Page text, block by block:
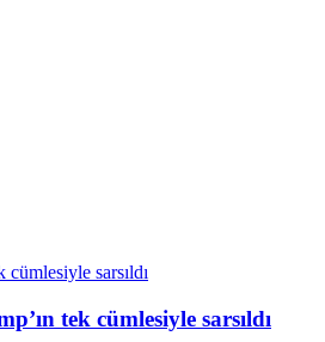
tek cümlesiyle sarsıldı